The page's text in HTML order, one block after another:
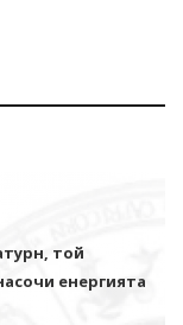
той
енергията